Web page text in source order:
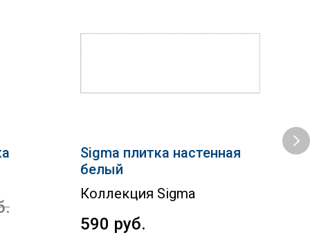
Sigma плитка настенная
белый
Коллекция Sigma
590 руб.